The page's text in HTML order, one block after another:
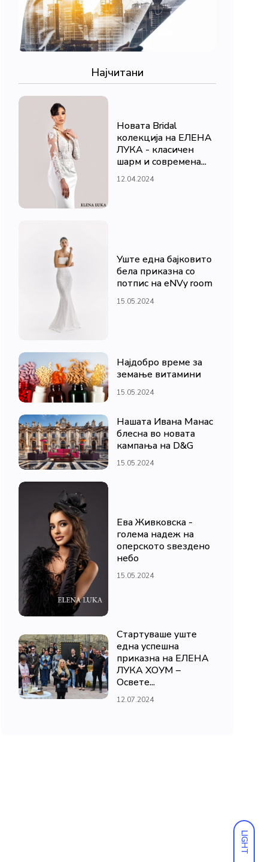
LIGHT
Најчитани
Новата Bridal
колекција на ЕЛЕНА
ЛУКА - класичен
шарм и современа...
12.04.2024
Уште една бајковито
бела приказна со
потпис на eNVy room
15.05.2024
Најдобро време за
земање витамини
15.05.2024
Нашата Ивана Манас
блесна во новата
кампања на D&G
15.05.2024
Ева Живковска -
голема надеж на
оперското ѕвездено
небо
15.05.2024
Стартуваше уште
една успешна
приказна на ЕЛЕНА
ЛУКА ХОУМ –
Освете...
12.07.2024